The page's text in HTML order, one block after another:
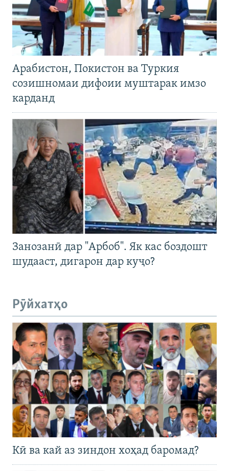
Арабистон, Покистон ва Туркия
созишномаи дифоии муштарак имзо
карданд
Занозанӣ дар "Арбоб". Як кас боздошт
шудааст, дигарон дар куҷо?
Рӯйхатҳо
Кӣ ва кай аз зиндон хоҳад баромад?